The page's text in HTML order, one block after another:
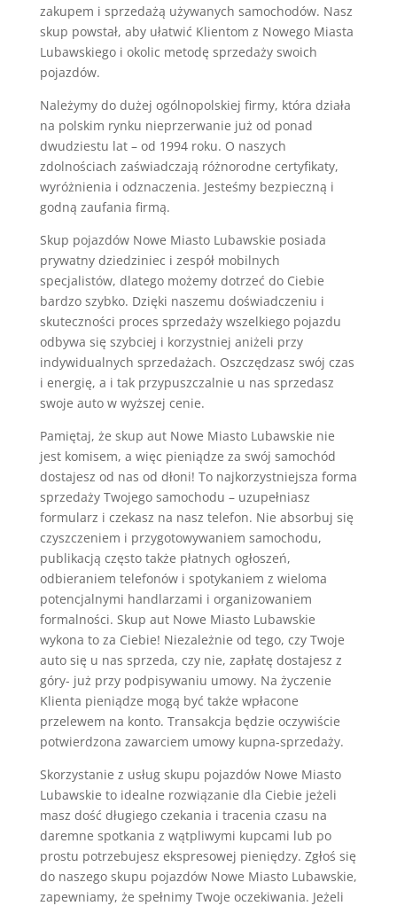
zakupem i sprzedażą używanych samochodów. Nasz
skup powstał, aby ułatwić Klientom z Nowego Miasta
Lubawskiego i okolic metodę sprzedaży swoich
pojazdów.
Należymy do dużej ogólnopolskiej firmy, która działa
na polskim rynku nieprzerwanie już od ponad
dwudziestu lat – od 1994 roku. O naszych
zdolnościach zaświadczają różnorodne certyfikaty,
wyróżnienia i odznaczenia. Jesteśmy bezpieczną i
godną zaufania firmą.
Skup pojazdów Nowe Miasto Lubawskie posiada
prywatny dziedziniec i zespół mobilnych
specjalistów, dlatego możemy dotrzeć do Ciebie
bardzo szybko. Dzięki naszemu doświadczeniu i
skuteczności proces sprzedaży wszelkiego pojazdu
odbywa się szybciej i korzystniej aniżeli przy
indywidualnych sprzedażach. Oszczędzasz swój czas
i energię, a i tak przypuszczalnie u nas sprzedasz
swoje auto w wyższej cenie.
Pamiętaj, że skup aut Nowe Miasto Lubawskie nie
jest komisem, a więc pieniądze za swój samochód
dostajesz od nas od dłoni! To najkorzystniejsza forma
sprzedaży Twojego samochodu – uzupełniasz
formularz i czekasz na nasz telefon. Nie absorbuj się
czyszczeniem i przygotowywaniem samochodu,
publikacją często także płatnych ogłoszeń,
odbieraniem telefonów i spotykaniem z wieloma
potencjalnymi handlarzami i organizowaniem
formalności. Skup aut Nowe Miasto Lubawskie
wykona to za Ciebie! Niezależnie od tego, czy Twoje
auto się u nas sprzeda, czy nie, zapłatę dostajesz z
góry- już przy podpisywaniu umowy. Na życzenie
Klienta pieniądze mogą być także wpłacone
przelewem na konto. Transakcja będzie oczywiście
potwierdzona zawarciem umowy kupna-sprzedaży.
Skorzystanie z usług skupu pojazdów Nowe Miasto
Lubawskie to idealne rozwiązanie dla Ciebie jeżeli
masz dość długiego czekania i tracenia czasu na
daremne spotkania z wątpliwymi kupcami lub po
prostu potrzebujesz ekspresowej pieniędzy. Zgłoś się
do naszego skupu pojazdów Nowe Miasto Lubawskie,
zapewniamy, że spełnimy Twoje oczekiwania. Jeżeli